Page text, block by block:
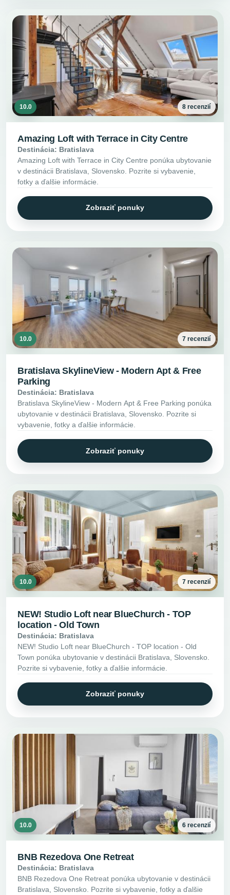
10.0 8 recenzií
Amazing Loft with Terrace in City Centre
Destinácia: Bratislava
Amazing Loft with Terrace in City Centre ponúka ubytovanie
v destinácii Bratislava, Slovensko. Pozrite si vybavenie,
fotky a ďalšie informácie.
Zobraziť ponuky
10.0 7 recenzií
Bratislava SkylineView - Modern Apt & Free
Parking
Destinácia: Bratislava
Bratislava SkylineView - Modern Apt & Free Parking ponúka
ubytovanie v destinácii Bratislava, Slovensko. Pozrite si
vybavenie, fotky a ďalšie informácie.
Zobraziť ponuky
10.0 7 recenzií
NEW! Studio Loft near BlueChurch - TOP
location - Old Town
Destinácia: Bratislava
NEW! Studio Loft near BlueChurch - TOP location - Old
Town ponúka ubytovanie v destinácii Bratislava, Slovensko.
Pozrite si vybavenie, fotky a ďalšie informácie.
Zobraziť ponuky
10.0 6 recenzií
BNB Rezedova One Retreat
Destinácia: Bratislava
BNB Rezedova One Retreat ponúka ubytovanie v destinácii
Bratislava, Slovensko. Pozrite si vybavenie, fotky a ďalšie